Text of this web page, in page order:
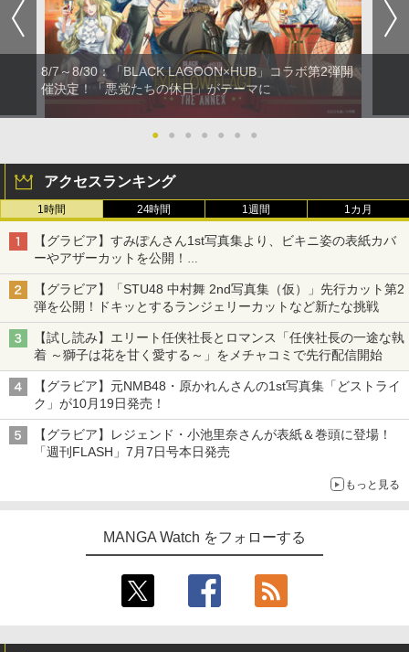
8/7～8/30：「BLACK LAGOON×HUB」コラボ第2弾開
催決定！「悪党たちの休日」がテーマに
● ● ● ● ● ● ●
アクセスランキング
1時間 24時間 1週間 1カ月
【グラビア】すみぽんさん1st写真集より、ビキニ姿の表紙カバ
ーやアザーカットを公開！
タイトルは「offcourt（オフコート）」に決定
【グラビア】「STU48 中村舞 2nd写真集（仮）」先行カット第2
弾を公開！ドキッとするランジェリーカットなど新たな挑戦
【試し読み】エリート任侠社長とロマンス「任侠社長の一途な執
着 ～獅子は花を甘く愛する～」をメチャコミで先行配信開始
【グラビア】元NMB48・原かれんさんの1st写真集「どストライ
ク」が10月19日発売！
【グラビア】レジェンド・小池里奈さんが表紙＆巻頭に登場！
「週刊FLASH」7月7日号本日発売
もっと見る
MANGA Watch をフォローする